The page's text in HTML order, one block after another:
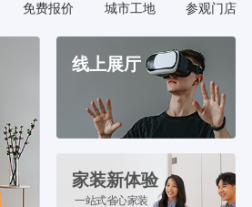
免费报价 城市工地 参观门店
线上展厅
家装新体验
一站式省心家装